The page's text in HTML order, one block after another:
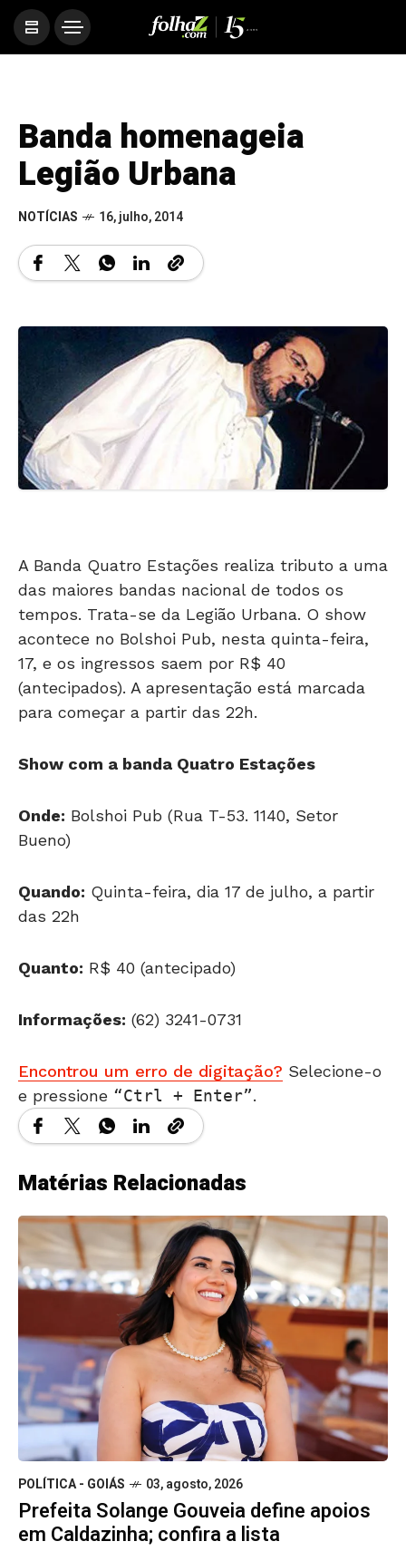
Banda homenageia
Legião Urbana
NOTÍCIAS 16, julho, 2014
A Banda Quatro Estações realiza tributo a uma
das maiores bandas nacional de todos os
tempos. Trata-se da Legião Urbana. O show
acontece no Bolshoi Pub, nesta quinta-feira,
17, e os ingressos saem por R$ 40
(antecipados). A apresentação está marcada
para começar a partir das 22h.
Show com a banda Quatro Estações
Onde: Bolshoi Pub (Rua T-53. 1140, Setor
Bueno)
Quando: Quinta-feira, dia 17 de julho, a partir
das 22h
Quanto: R$ 40 (antecipado)
Informações: (62) 3241-0731
Encontrou um erro de digitação? Selecione-o
e pressione
Ctrl + Enter .
Matérias Relacionadas
POLÍTICA - GOIÁS 03, agosto, 2026
Prefeita Solange Gouveia define apoios
em Caldazinha; confira a lista